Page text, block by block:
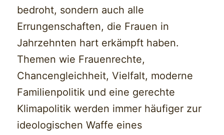
bedroht, sondern auch alle
Errungenschaften, die Frauen in
Jahrzehnten hart erkämpft haben.
Themen wie Frauenrechte,
Chancengleichheit, Vielfalt, moderne
Familienpolitik und eine gerechte
Klimapolitik werden immer häufiger zur
ideologischen Waffe eines